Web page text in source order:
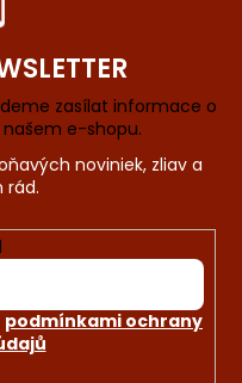
zasílat informace o
e-shopu.
podmínkami ochrany